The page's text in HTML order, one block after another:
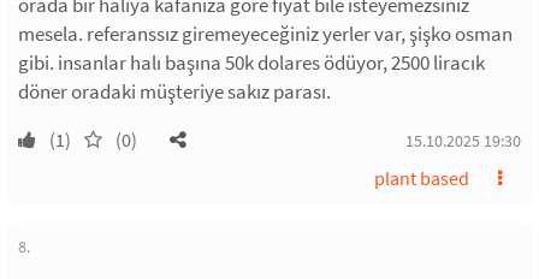
mesela. referanssız giremeyeceğiniz yerler var, şişko osman
gibi. insanlar halı başına 50k dolares ödüyor, 2500 liracık
döner oradaki müşteriye sakız parası.
(1) (0) 15.10.2025 19:30
plant based
8.